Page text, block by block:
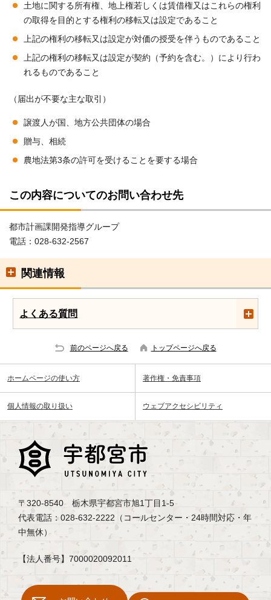
土地に関する所有権、地上権若しくは賃借権又はこれらの権利
の取得を目的とする権利の移転又は設定であること
上記の権利の移転又は設定が対価の授受を伴うものであること
上記の権利の移転又は設定が契約（予約を含む。）により行わ
れるものであること
（届出が不要な主な取引）
譲渡人が国、地方公共団体の場合
贈与、相続
農地法第3条の許可を受けることを要する場合
この内容についてのお問い合わせ先
都市計画課開発指導グループ
電話：028-632-2567
関連情報
よくある質問
前のページへ戻る トップページへ戻る
ホームページの使い方 著作権・免責事項
個人情報の取り扱い ウェブアクセシビリティ
〒320-8540 栃木県宇都宮市旭1丁目1-5
代表電話：028-632-2222（コールセンター・24時間対応・年
中無休）
【法人番号】7000020092011